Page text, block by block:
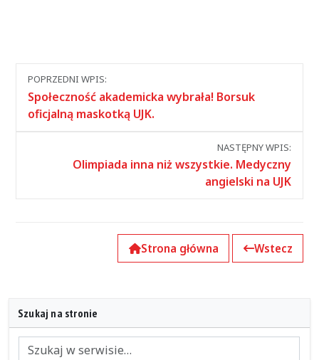
Nawigacja
między
wpisami
POPRZEDNI WPIS:
Społeczność akademicka wybrała! Borsuk
oficjalną maskotką UJK.
NASTĘPNY WPIS:
Olimpiada inna niż wszystkie. Medyczny
angielski na UJK
Strona główna Wstecz
Szukaj na stronie